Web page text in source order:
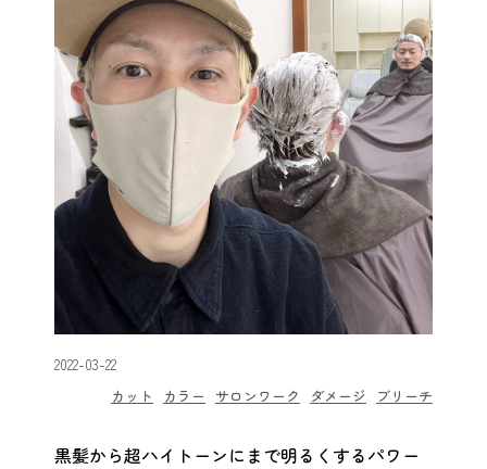
2022-03-22
カット
カラー サロンワーク ダメージ ブリーチ
黒髪から超ハイトーンにまで明るくするパワー